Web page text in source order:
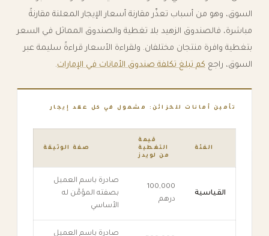
السوق، وهو من أسباب تعذّر مقارنة أسعار الإيجار المعلنة مقارنةً
مباشرة، فالصندوق الزهيد بلا تغطية والصندوق المماثل في السعر
بتغطية وافرة منتجان مختلفان. ولقراءة الأسعار قراءةً سليمة عبر
السوق، راجع كم تبلغ تكلفة صندوق الأمانات في الإمارات.
تأمين أمانات للخزائن: مشمول في كل عقد إيجار
الفئة
قيمة
التغطية
من لويدز
صفة الوثيقة
القياسية
100,000
درهم
صادرة باسم العميل
بصفته المؤمَّن له
الأساسي
صادرة باسم العميل